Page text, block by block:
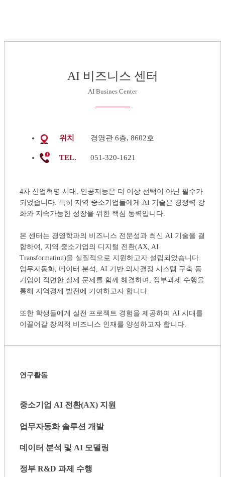
AI 비즈니스 센터
AI Busines Center
위치 경영관 6층, 8602호
TEL. 051-320-1621
4차 산업혁명 시대, 인공지능은 더 이상 선택이 아닌 필수가
되었습니다. 특히 지역 중소기업들에게 AI 기술은 경쟁력 강
화와 지속가능한 성장을 위한 핵심 동력입니다.
본 센터는 경영학과의 비즈니스 전문성과 최신 AI 기술을 결
합하여, 지역 중소기업의 디지털 전환(AX, AI
Transformation)을 실질적으로 지원하고자 설립되었습니다.
업무자동화, 데이터 분석, AI 기반 의사결정 시스템 구축 등
기업이 직면한 실제 문제를 함께 해결하며, 정부과제 수행을
통해 지역경제 발전에 기여하고자 합니다.
또한 학생들에게 실전 프로젝트 경험을 제공하여 AI 시대를
이끌어갈 창의적 비즈니스 인재를 양성하고자 합니다.
연구활동
중소기업 AI 전환(AX) 지원
업무자동화 솔루션 개발
데이터 분석 및 AI 모델링
정부 R&D 과제 수행